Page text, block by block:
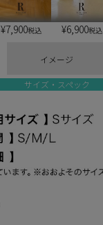
¥7,900税込 ¥6,900税込
イメージ
サイズ・スペック